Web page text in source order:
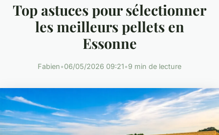
Top astuces pour sélectionner
les meilleurs pellets en
Essonne
Fabien•06/05/2026 09:21•9 min de lecture